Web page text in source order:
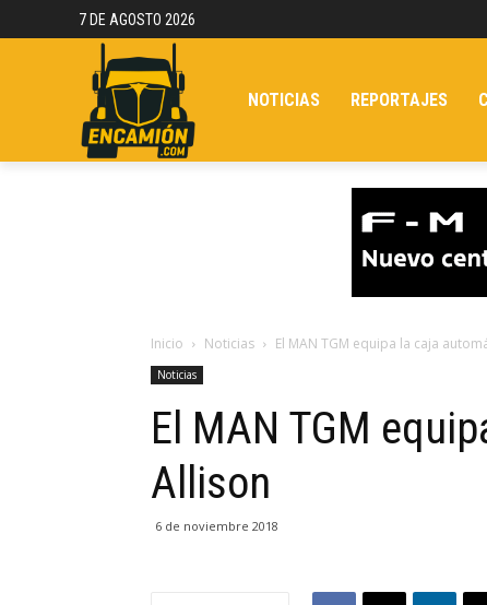
7 DE AGOSTO 2026
NOTICIAS REPORTAJES
Inicio Noticias El MAN TGM equipa la caja
Noticias
El MAN TGM
Allison
6 de noviembre 2018